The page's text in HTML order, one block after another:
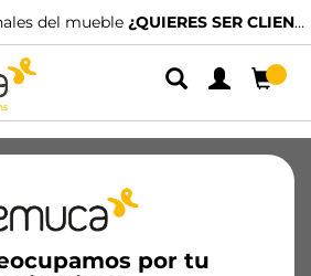
del mueble ¿QUIERES SER CLIENTE?
por tu
para un travesaño